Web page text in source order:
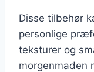
Disse tilbehør
personlige
teksturer og
morgenmaden